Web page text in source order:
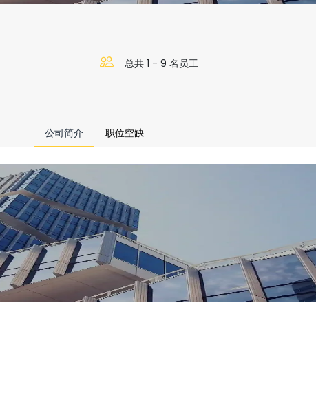
总共 1 - 9 名员工
公司简介 职位空缺